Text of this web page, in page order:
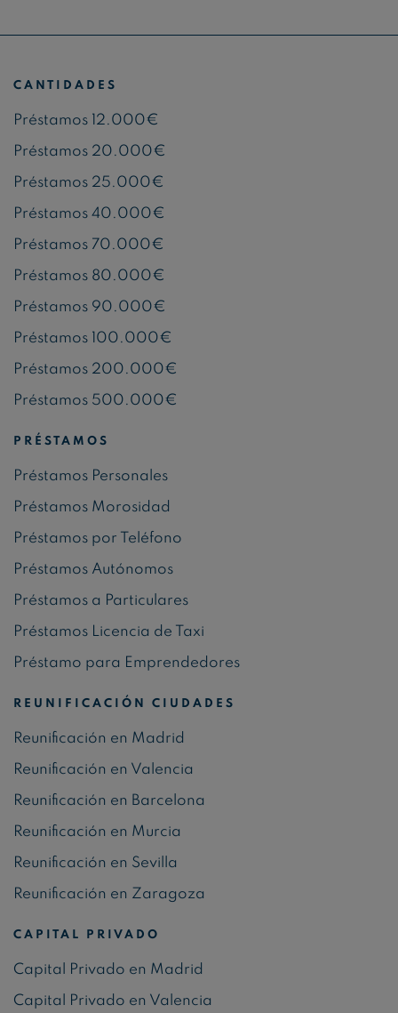
CANTIDADES
Préstamos 12.000€
Préstamos 20.000€
Préstamos 25.000€
Préstamos 40.000€
Préstamos 70.000€
Préstamos 80.000€
Préstamos 90.000€
Préstamos 100.000€
Préstamos 200.000€
Préstamos 500.000€
PRÉSTAMOS
Préstamos Personales
Préstamos Morosidad
Préstamos por Teléfono
Préstamos Autónomos
Préstamos a Particulares
Préstamos Licencia de Taxi
Préstamo para Emprendedores
REUNIFICACIÓN CIUDADES
Reunificación en Madrid
Reunificación en Valencia
Reunificación en Barcelona
Reunificación en Murcia
Reunificación en Sevilla
Reunificación en Zaragoza
CAPITAL PRIVADO
Capital Privado en Madrid
Capital Privado en Valencia